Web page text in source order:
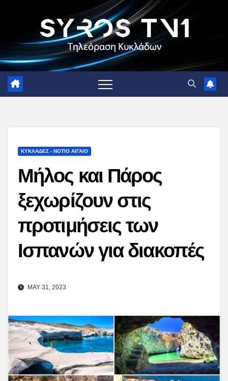
ΚΥΚΛΑΔΕΣ - ΝΟΤΙΟ ΑΙΓΑΙΟ
Μήλος και Πάρος
ξεχωρίζουν στις
προτιμήσεις των
Ισπανών για διακοπές
MAY 31, 2023